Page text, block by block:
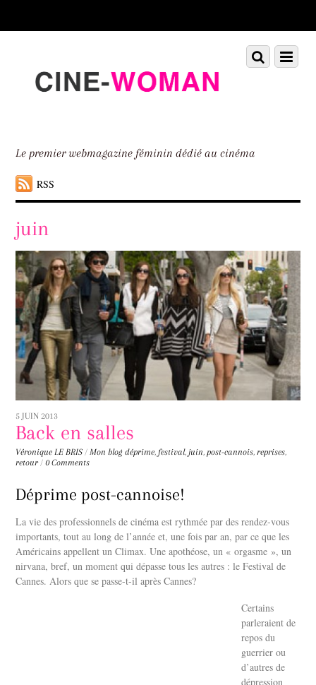
down
Le premier webmagazine féminin dédié au cinéma
RSS
Menu
Scroll
down
juin
5 JUIN 2013
Back en salles
Véronique LE BRIS / Mon blog déprime, festival, juin, post-cannois, reprises,
retour / 0 Comments
Déprime post-cannoise!
La vie des professionnels de cinéma est rythmée par des rendez-vous
importants, tout au long de l’année et, une fois par an, par ce que les
Américains appellent un Climax. Une apothéose, un « orgasme », un
nirvana, bref, un moment qui dépasse tous les autres : le Festival de
Cannes. Alors que se passe-t-il après Cannes?
Certains
parleraient de
repos du
guerrier ou
d’autres de
dépression